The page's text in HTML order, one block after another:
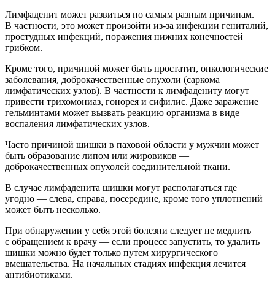
Лимфаденит может развиться по самым разным причинам.
В частности, это может произойти из-за инфекции гениталий,
простудных инфекций, поражения нижних конечностей
грибком.
Кроме того, причиной может быть простатит, онкологические
заболевания, доброкачественные опухоли (саркома
лимфатических узлов). В частности к лимфадениту могут
привести трихомониаз, гонорея и сифилис. Даже заражение
гельминтами может вызвать реакцию организма в виде
воспаления лимфатических узлов.
Часто причиной шишки в паховой области у мужчин может
быть образование липом или жировиков —
доброкачественных опухолей соединительной ткани.
В случае лимфаденита шишки могут располагаться где
угодно — слева, справа, посередине, кроме того уплотнений
может быть несколько.
При обнаружении у себя этой болезни следует не медлить
с обращением к врачу — если процесс запустить, то удалить
шишки можно будет только путем хирургического
вмешательства. На начальных стадиях инфекция лечится
антибиотиками.